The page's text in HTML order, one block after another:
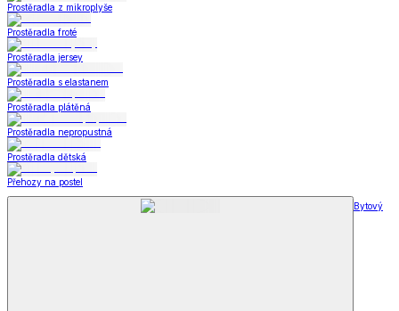
Prostěradla z mikroplyše
Prostěradla froté
Prostěradla jersey
Prostěradla s elastanem
Prostěradla plátěná
Prostěradla nepropustná
Prostěradla dětská
Přehozy na postel
Bytový